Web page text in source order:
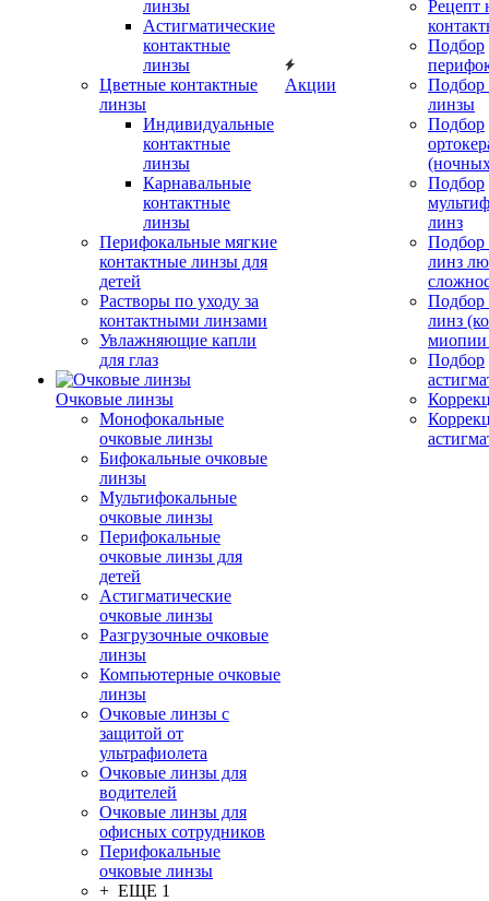
линзы
Астигматические
контактные
линзы
Цветные контактные
линзы
Индивидуальные
контактные
линзы
Карнавальные
контактные
линзы
Перифокальные мягкие
контактные линзы для
детей
Растворы по уходу за
контактными линзами
Увлажняющие капли
для глаз
Очковые линзы
Монофокальные
очковые линзы
Бифокальные очковые
линзы
Мультифокальные
очковые линзы
Перифокальные
очковые линзы для
детей
Астигматические
очковые линзы
Разгрузочные очковые
линзы
Компьютерные очковые
линзы
Очковые линзы с
защитой от
ультрафиолета
Очковые линзы для
водителей
Очковые линзы для
офисных сотрудников
Перифокальные
очковые линзы
+ ЕЩЕ 1
Акции
Рецепт
Подбор
Подбор
линзы
Подбор
Подбор
линз
Подбор
линз
Подбор
линз
миопии
Подбор